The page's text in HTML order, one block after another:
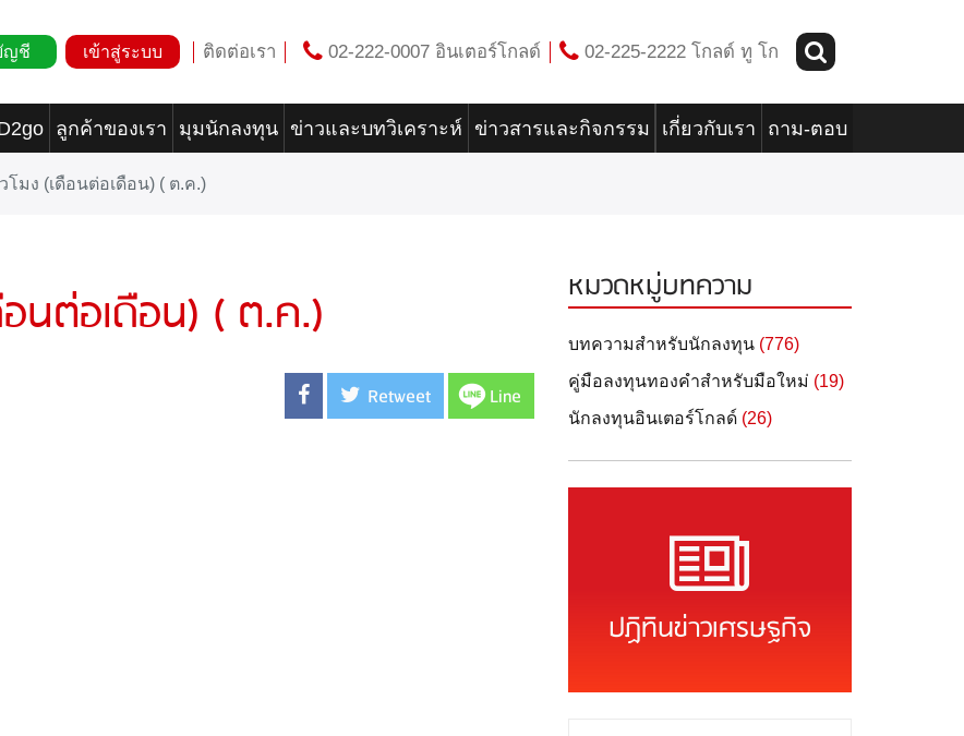
ญชี เข้าสู่ระบบ ติดต่อเรา 02-222-0007 อินเตอร์โกลด์ 02-225-2222 โกลด์ ทู โก
ลูกค้าของเรา มุมนักลงทุน ข่าวและบทวิเคราะห์ ข่าวสารและกิจกรรม เกี่ยวกับเรา ถาม-ตอบ
โมง (เดือนต่อเดือน) ( ต.ค.)
อนต่อเดือน) ( ต.ค.)
Retweet Line
หมวดหมู่บทความ
บทความสำหรับนักลงทุน (776)
คู่มือลงทุนทองคำสำหรับมือใหม่ (19)
นักลงทุนอินเตอร์โกลด์ (26)
ปฏิทินข่าวเศรษฐกิจ